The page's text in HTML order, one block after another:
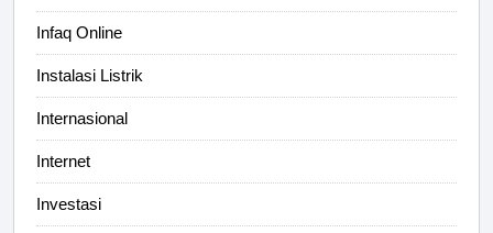
Infaq Online
Instalasi Listrik
Internasional
Internet
Investasi